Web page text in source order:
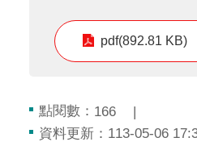
pdf(892.81 KB)
點閱數： 166
資料更新：113-05-06